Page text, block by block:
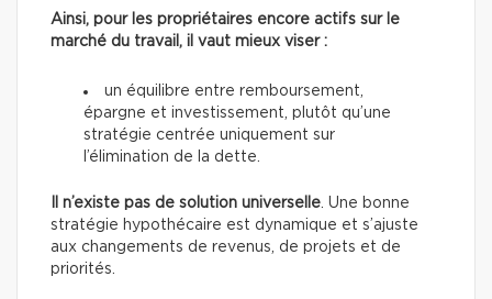
Ainsi, pour les propriétaires encore actifs sur le
marché du travail, il vaut mieux viser :
un équilibre entre remboursement,
épargne et investissement, plutôt qu’une
stratégie centrée uniquement sur
l’élimination de la dette.
Il n’existe pas de solution universelle. Une bonne
stratégie hypothécaire est dynamique et s’ajuste
aux changements de revenus, de projets et de
priorités.